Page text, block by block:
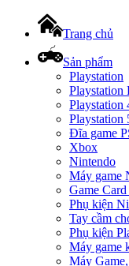
Trang chủ
Sản phẩm
Playstation
Playstation
Playstation
Playstation
Đĩa game
Xbox
Nintendo
Máy game
Game
Phụ kiện
Tay cầm
Phụ kiện
Máy game
Máy